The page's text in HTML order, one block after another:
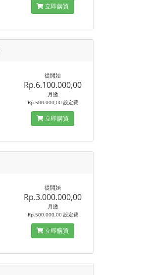
立即購買
從開始
Rp.6.100.000,00
月繳
Rp.500.000,00 設定費
立即購買
從開始
Rp.3.000.000,00
月繳
Rp.500.000,00 設定費
立即購買